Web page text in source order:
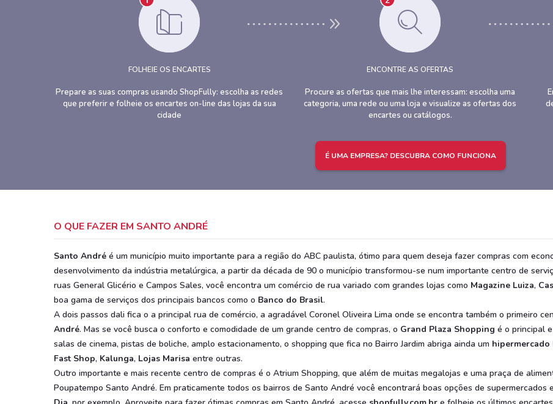
FOLHEIE OS ENCARTES
Prepare as suas compras usando ShopFully: escolha as redes
que preferir e folheie os encartes on-line das lojas da sua
cidade
ENCONTRE AS OFERTAS
Procure as ofertas que mais lhe interessam: escolha uma
categoria, uma rede ou uma loja e visualize as ofertas dos
encartes ou catálogos.
É UMA EMPRESA? DESCUBRA COMO FUNCIONA
O QUE FAZER EM SANTO ANDRÉ
Santo André é um município muito importante para a região do ABC paulista, ótimo para quem deseja fazer compras com
desenvolvimento da indústria metalúrgica, a partir da década de 90 o município transformou-se num importante centro de
ruas General Glicério e Campos Sales, você encontra um comércio de rua variado com grandes lojas como Magazine Luiza,
boa gama de serviços dos principais bancos como o Banco do Brasil.
A dois passos dali fica o a principal rua de comércio, a agradável Coronel Oliveira Lima onde se encontra também o primeiro
André. Mas se você busca o conforto e comodidade de um grande centro de compras, o Grand Plaza Shopping é o principal
salas de cinema, pistas de boliche, amplo estacionamento, o shopping que fica no Bairro Jardim abriga ainda um hipermercado
Fast Shop, Kalunga, Lojas Marisa entre outras.
Outro importante e mais recente centro de compras é o Atrium Shopping, que além de muitas megalojas e uma praça de
Poupatempo Santo André. Em praticamente todos os bairros de Santo André você encontrará boas opções de supermercados